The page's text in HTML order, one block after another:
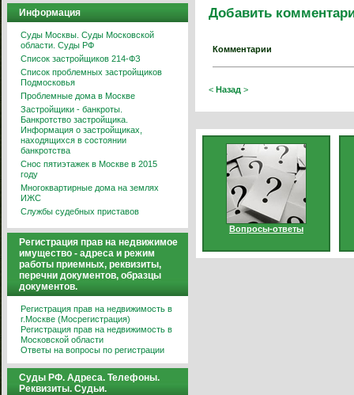
Информация
Суды Москвы. Суды Московской
области. Суды РФ
Список застройщиков 214-ФЗ
Список проблемных застройщиков
Подмосковья
Проблемные дома в Москве
Застройщики - банкроты.
Банкротство застройщика.
Информация о застройщиках,
находящихся в состоянии
банкротства
Снос пятиэтажек в Москве в 2015
году
Многоквартирные дома на землях
ИЖС
Службы судебных приставов
Регистрация прав на недвижимое
имущество - адреса и режим
работы приемных, реквизиты,
перечни документов, образцы
документов.
Регистрация прав на недвижимость в
г.Москве (Мосрегистрация)
Регистрация прав на недвижимость в
Московской области
Ответы на вопросы по регистрации
Суды РФ. Адреса. Телефоны.
Реквизиты. Судьи.
Добавить
Комментарии
< Назад >
Вопросы-ответы